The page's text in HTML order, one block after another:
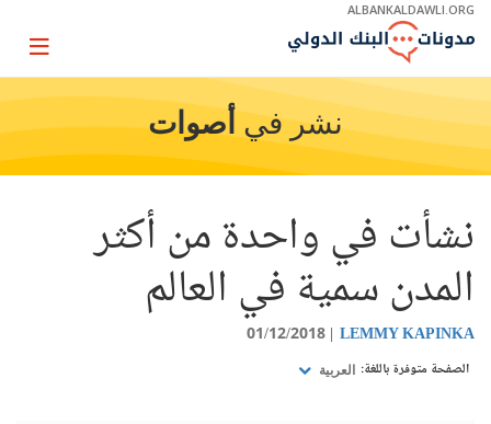
Skip
Main
ALBANKALDAWLI.ORG
Page
نشر في أصوات
نشأت في واحدة من أكثر
المدن سمية في العالم
LEMMY KAPINKA
01/12/2018
الصفحة متوفرة باللغة: العربية